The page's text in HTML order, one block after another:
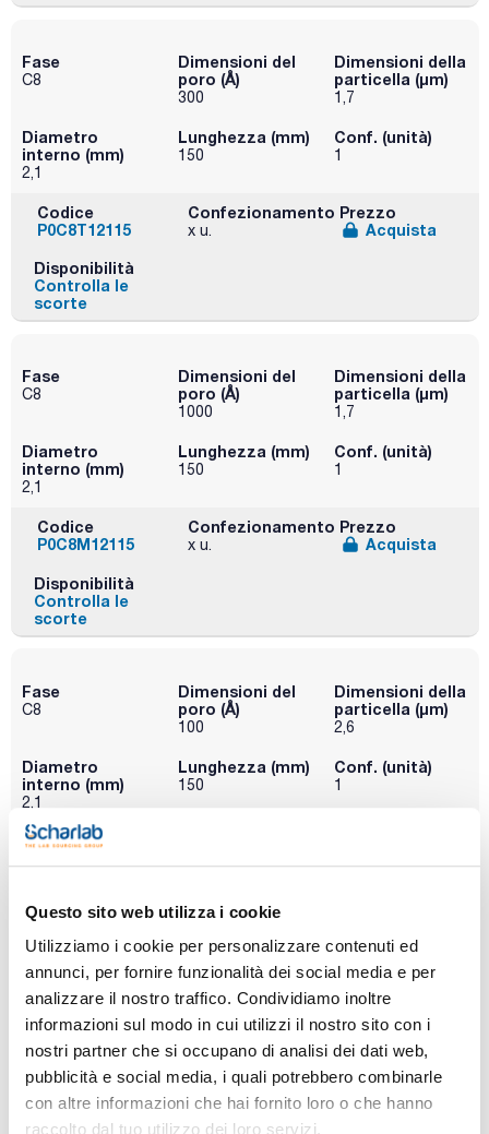
Questo sito web utilizza i cookie
Utilizziamo i cookie per personalizzare contenuti ed
annunci, per fornire funzionalità dei social media e per
analizzare il nostro traffico. Condividiamo inoltre
informazioni sul modo in cui utilizzi il nostro sito con i
nostri partner che si occupano di analisi dei dati web,
pubblicità e social media, i quali potrebbero combinarle
con altre informazioni che hai fornito loro o che hanno
raccolto dal tuo utilizzo dei loro servizi.
Fase
C8
Dimensioni del
poro (Å)
300
Dimensioni della
particella (μm)
1,7
Diametro
interno (mm)
2,1
Lunghezza (mm)
150
Conf. (unità)
1
Codice
P0C8T12115
Confezionamento
x u.
Prezzo
Acquista
Disponibilità
Controlla le
scorte
Fase
C8
Dimensioni del
poro (Å)
1000
Dimensioni della
particella (μm)
1,7
Diametro
interno (mm)
2,1
Lunghezza (mm)
150
Conf. (unità)
1
Codice
P0C8M12115
Confezionamento
x u.
Prezzo
Acquista
Disponibilità
Controlla le
scorte
Fase
C8
Dimensioni del
poro (Å)
100
Dimensioni della
particella (μm)
2,6
Diametro
interno (mm)
2,1
Lunghezza (mm)
150
Conf. (unità)
1
Codice
Controlla le
Fase
C8
Dimensioni del
poro (Å)
Dimensioni della
particella (μm)
2,6
Diametro
interno (mm)
Lunghezza (mm)
150
Conf. (unità)
1